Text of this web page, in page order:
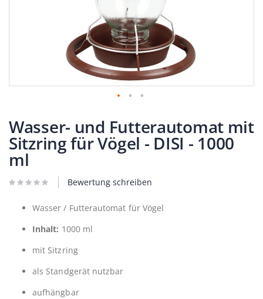
Anfang
der
Bildergalerie
springen
Wasser- und Futterautomat mit
Sitzring für Vögel - DISI - 1000
ml
Bewertung schreiben
Wasser / Futterautomat für Vögel
Inhalt: 1000 ml
mit Sitzring
als Standgerät nutzbar
aufhängbar